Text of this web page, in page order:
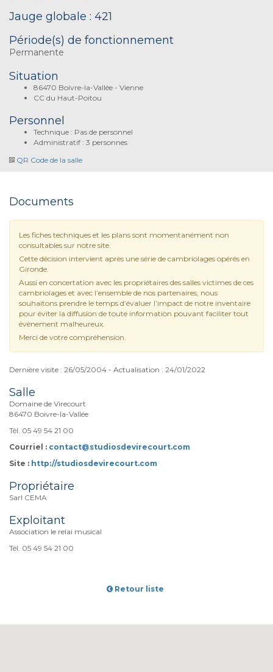
Jauge globale : 421
Période(s) de fonctionnement
Permanente
Situation
86470 Boivre-la-Vallée - Vienne
CC du Haut-Poitou
Personnel
Technique : Pas de personnel
Administratif : 3 personnes
QR Code de la salle
Documents
Les fiches techniques et les plans sont momentanément non
consultables sur notre site.
Cette décision intervient après une série de cambriolages opérés en
Gironde.
Aussi en concertation avec les propriétaires des salles victimes de ces
cambriolages et avec l’ensemble de nos partenaires, nous
souhaitons prendre le temps d’évaluer l’impact de notre inventaire
pour éviter la diffusion de toute information pouvant faciliter tout
évènement malheureux.
Merci de votre compréhension.
Dernière visite : 26/05/2004 - Actualisation : 24/01/2022
Salle
Domaine de Virecourt
86470 Boivre-la-Vallée
Tél. 05 49 54 21 00
Courriel : contact@studiosdevirecourt.com
Site : http://studiosdevirecourt.com
Propriétaire
Sarl CEMA
Exploitant
Association le relai musical
Tél. 05 49 54 21 00
Retour liste